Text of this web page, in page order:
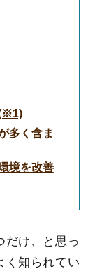
多く含ま
境を改善
だけ、と思っ
く知られてい